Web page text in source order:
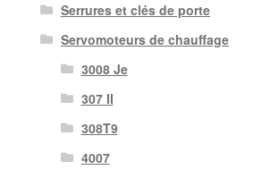
Serrures et clés de porte
Servomoteurs de chauffage
3008 Je
307 II
308T9
4007